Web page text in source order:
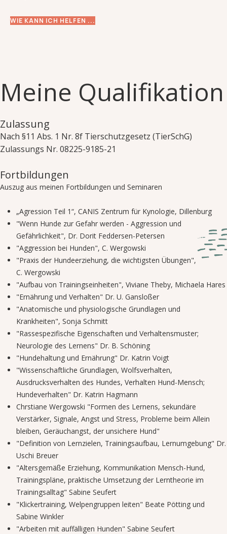
WIE KANN ICH HELFEN ...
Meine Qualifikation
Zulassung
Nach §11 Abs. 1 Nr. 8f Tierschutzgesetz (TierSchG)
Zulassungs Nr. 08225-9185-21
Fortbildungen
Auszug aus meinen Fortbildungen und Seminaren
„Agression Teil 1“, CANIS Zentrum für Kynologie, Dillenburg
"Wenn Hunde zur Gefahr werden - Aggression und
Gefährlichkeit", Dr. Dorit Feddersen-Petersen
"Aggression bei Hunden", C. Wergowski
"Praxis der Hundeerziehung, die wichtigsten Übungen",
C. Wergowski
"Aufbau von Trainingseinheiten", Viviane Theby, Michaela Hares
"Ernährung und Verhalten" Dr. U. Gansloßer
"Anatomische und physiologische Grundlagen und
Krankheiten", Sonja Schmitt
"Rassespezifische Eigenschaften und Verhaltensmuster;
Neurologie des Lernens" Dr. B. Schöning
"Hundehaltung und Ernährung" Dr. Katrin Voigt
"Wissenschaftliche Grundlagen, Wolfsverhalten,
Ausdrucksverhalten des Hundes, Verhalten Hund-Mensch;
Hundeverhalten" Dr. Katrin Hagmann
Chrstiane Wergowski "Formen des Lernens, sekundäre
Verstärker, Signale, Angst und Stress, Probleme beim Allein
bleiben, Geräuchangst, der unsichere Hund"
"Definition von Lernzielen, Trainingsaufbau, Lernumgebung" Dr.
Uschi Breuer
"Altersgemäße Erziehung, Kommunikation Mensch-Hund,
Trainingspläne, praktische Umsetzung der Lerntheorie im
Trainingsalltag" Sabine Seufert
"Klickertraining, Welpengruppen leiten" Beate Pötting und
Sabine Winkler
"Arbeiten mit auffälligen Hunden" Sabine Seufert